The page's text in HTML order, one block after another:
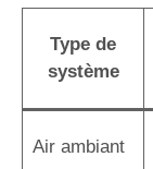
Type de
système
Air ambiant